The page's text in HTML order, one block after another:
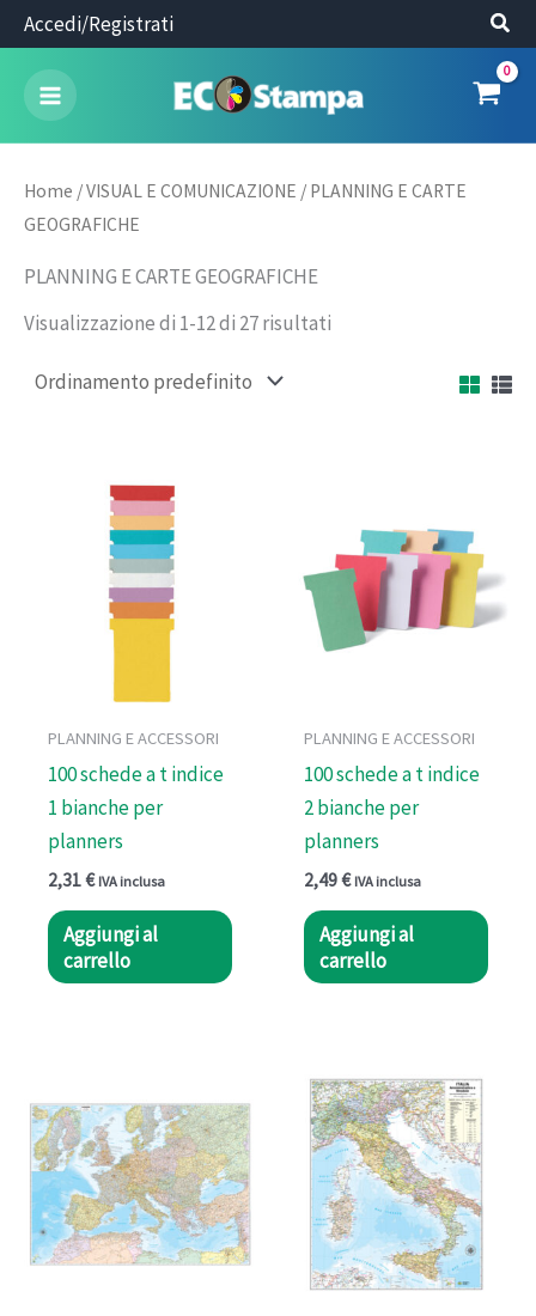
al
contenuto
Accedi/Registrati
Home /VISUAL E COMUNICAZIONE / PLANNING E CARTE
GEOGRAFICHE
PLANNING E CARTE GEOGRAFICHE
Visualizzazione di 1-12 di 27 risultati
PLANNING E ACCESSORI
100 schede a t indice
1 bianche per
planners
2,31€ IVA inclusa
Aggiungi al
carrello
PLANNING E ACCESSORI
100 schede a t indice
2 bianche per
planners
2,49€ IVA inclusa
Aggiungi al
carrello